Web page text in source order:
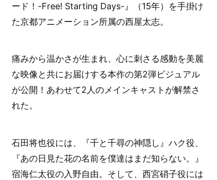
ード！-Free! Starting Days-』（15年）を手掛け
た京都アニメーション所属の西屋太志。
痛みから温かさが生まれ、心に刺さる感動を美麗
な映像と共にお届けする本作の第2弾ビジュアル
が公開！あわせて2人のメインキャストが解禁さ
れた。
石田将也役には、『千と千尋の神隠し』ハク役、
『あの日見た花の名前を僕達はまだ知らない。』
宿海仁太役の入野自由。そして、西宮硝子役には